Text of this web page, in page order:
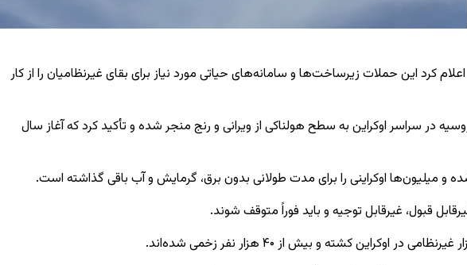
این حملات زیرساخت‌ها و سامانه‌های حیاتی مورد نیاز برای بقای غیرنظامیان را از کار
سراسر اوکراین به سطح هولناکی از ویرانی و رنج منجر شده و تأکید کرد که آغاز سال
میلیون‌ها اوکراینی را برای مدت طولانی بدون برق، گرمایش و آب باقی گذاشته است.
قبول، غیرقابل توجیه و باید فوراً متوقف شوند.